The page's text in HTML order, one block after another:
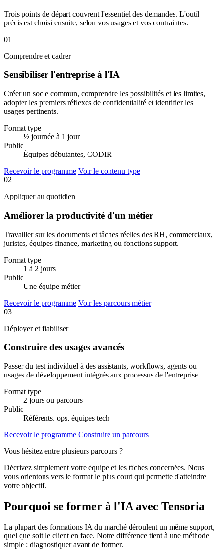
Trois points de départ couvrent l'essentiel des demandes. L'outil
précis est choisi ensuite, selon vos usages et vos contraintes.
01
Comprendre et cadrer
Sensibiliser l'entreprise à l'IA
Créer un socle commun, comprendre les possibilités et les limites,
adopter les premiers réflexes de confidentialité et identifier les
usages pertinents.
Format type
½ journée à 1 jour
Public
Équipes débutantes, CODIR
Recevoir le programme Voir le contenu type
02
Appliquer au quotidien
Améliorer la productivité d'un métier
Travailler sur les documents et tâches réelles des RH, commerciaux,
juristes, équipes finance, marketing ou fonctions support.
Format type
1 à 2 jours
Public
Une équipe métier
Recevoir le programme Voir les parcours métier
03
Déployer et fiabiliser
Construire des usages avancés
Passer du test individuel à des assistants, workflows, agents ou
usages de développement intégrés aux processus de l'entreprise.
Format type
2 jours ou parcours
Public
Référents, ops, équipes tech
Recevoir le programme Construire un parcours
Vous hésitez entre plusieurs parcours ?
Décrivez simplement votre équipe et les tâches concernées. Nous
vous orientons vers le format le plus court qui permette d'atteindre
votre objectif.
Pourquoi se former à l'IA avec Tensoria
La plupart des formations IA du marché déroulent un même support,
quel que soit le client en face. Notre différence tient à une méthode
simple : diagnostiquer avant de former.